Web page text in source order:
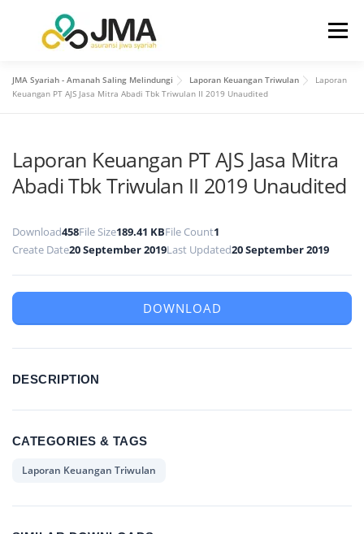
Menu
BERANDA TENTANG KAMI
HUBUNGAN INVESTOR PRODUK LAYANAN
JMA Syariah - Amanah Saling Melindungi Laporan Keuangan Triwulan
Laporan
Keuangan PT AJS Jasa Mitra Abadi Tbk Triwulan II 2019 Unaudited
Laporan Keuangan PT AJS Jasa Mitra
Abadi Tbk Triwulan II 2019 Unaudited
Download458File Size189.41 KBFile Count1
Create Date20 September 2019Last Updated20 September 2019
DOWNLOAD
DESCRIPTION
CATEGORIES & TAGS
Laporan Keuangan Triwulan